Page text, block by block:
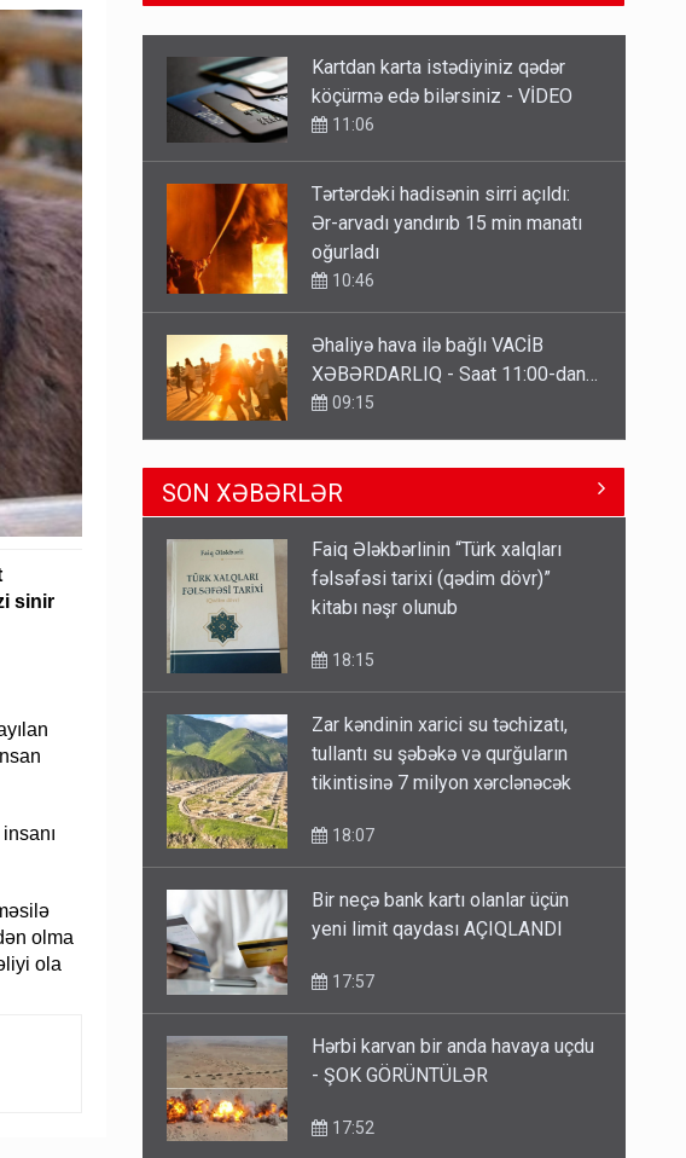
sinir
olma
ola
Tərtərdəki hadisənin sirri açıldı:
Ər-arvadı yandırıb 15 min manatı
oğurladı
Əhaliyə hava ilə bağlı VACİB
XƏBƏRDARLIQ - Saat 11:00-dan…
09:15
ŞOK! David Seliverstov ölkədən
qaçdı
6 Avqust 14:14
Geri çağırılan səfir Abel
Məhərrəmovun oğludur - DOSYE
Media və Yayım Şurasına əlavə
13:24
Kartdan karta istədiyiniz qədər
köçürmə edə bilərsiniz - VİDEO
11:06
SON XƏBƏRLƏR
Faiq Ələkbərlinin “Türk xalqları
fəlsəfəsi tarixi (qədim dövr)”
kitabı nəşr olunub
18:15
Zar kəndinin xarici su təchizatı,
tullantı su şəbəkə və qurğuların
tikintisinə 7 milyon xərclənəcək
18:07
Bir neçə bank kartı olanlar üçün
yeni limit qaydası AÇIQLANDI
17:57
Hərbi karvan bir anda havaya uçdu
- ŞOK GÖRÜNTÜLƏR
17:52